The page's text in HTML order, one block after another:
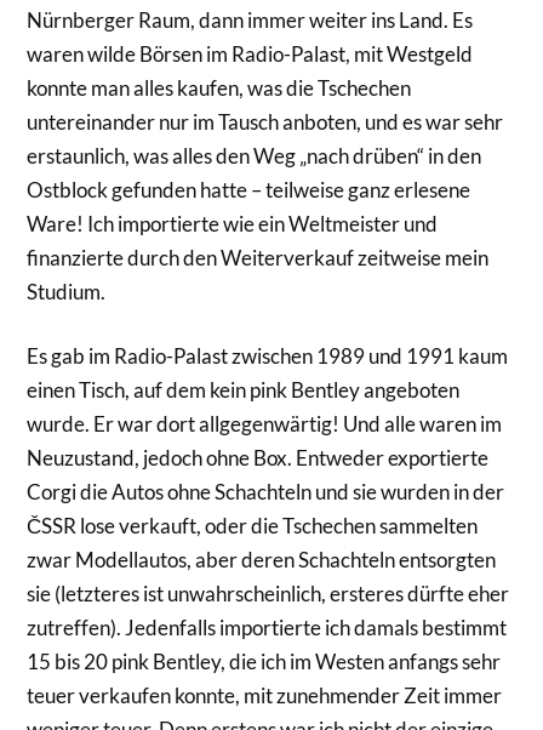
Nürnberger Raum, dann immer weiter ins Land. Es
waren wilde Börsen im Radio-Palast, mit Westgeld
konnte man alles kaufen, was die Tschechen
untereinander nur im Tausch anboten, und es war sehr
erstaunlich, was alles den Weg „nach drüben“ in den
Ostblock gefunden hatte – teilweise ganz erlesene
Ware! Ich importierte wie ein Weltmeister und
finanzierte durch den Weiterverkauf zeitweise mein
Studium.
Es gab im Radio-Palast zwischen 1989 und 1991 kaum
einen Tisch, auf dem kein pink Bentley angeboten
wurde. Er war dort allgegenwärtig! Und alle waren im
Neuzustand, jedoch ohne Box. Entweder exportierte
Corgi die Autos ohne Schachteln und sie wurden in der
ČSSR lose verkauft, oder die Tschechen sammelten
zwar Modellautos, aber deren Schachteln entsorgten
sie (letzteres ist unwahrscheinlich, ersteres dürfte eher
zutreffen). Jedenfalls importierte ich damals bestimmt
15 bis 20 pink Bentley, die ich im Westen anfangs sehr
teuer verkaufen konnte, mit zunehmender Zeit immer